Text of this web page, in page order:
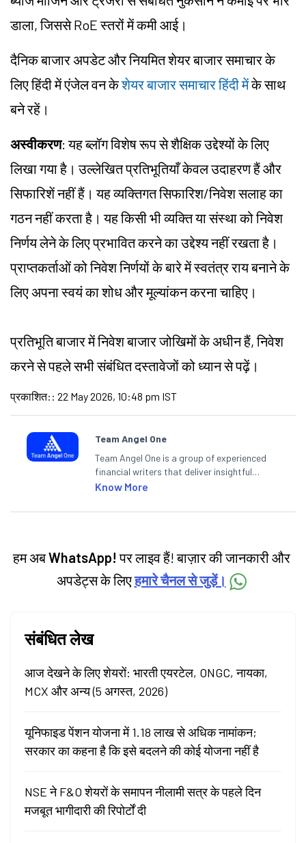
डाला, जिससे RoE स्तरों में कमी आई।
दैनिक बाजार अपडेट और नियमित शेयर बाजार समाचार के
लिए हिंदी में एंजेल वन केशेयर बाजार समाचार हिंदी मेंके साथ
बने रहें।
अस्वीकरण: यह ब्लॉग विशेष रूप से शैक्षिक उद्देश्यों के लिए
लिखा गया है। उल्लेखित प्रतिभूतियाँ केवल उदाहरण हैं और
सिफारिशें नहीं हैं। यह व्यक्तिगत सिफारिश/निवेश सलाह का
गठन नहीं करता है। यह किसी भी व्यक्ति या संस्था को निवेश
निर्णय लेने के लिए प्रभावित करने का उद्देश्य नहीं रखता है।
प्राप्तकर्ताओं को निवेश निर्णयों के बारे में स्वतंत्र राय बनाने के
लिए अपना स्वयं का शोध और मूल्यांकन करना चाहिए।
प्रतिभूति बाजार में निवेश बाजार जोखिमों के अधीन हैं, निवेश
करने से पहले सभी संबंधित दस्तावेजों को ध्यान से पढ़ें।
प्रकाशित: : 22 May 2026, 10:48 pm IST
Team Angel One
Team Angel One is a group of experienced
financial writers that deliver insightful
articles on the stock market, IPO, economy,
categories.
Know More
हम अबWhatsApp! पर लाइव हैं! बाज़ार की जानकारी और
अपडेट्स के लिएहमारे चैनल से जुड़ें।
संबंधित लेख
आज देखने के लिए शेयरों: भारती एयरटेल, ONGC, नायका,
MCX और अन्य (5 अगस्त, 2026)
यूनिफाइड पेंशन योजना में 1.18 लाख से अधिक नामांकन;
सरकार का कहना है कि इसे बदलने की कोई योजना नहीं है
NSE ने F&O शेयरों के समापन नीलामी सत्र के पहले दिन
मजबूत भागीदारी की रिपोर्टों दी